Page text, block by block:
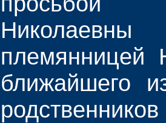
племянницей
ближайшего